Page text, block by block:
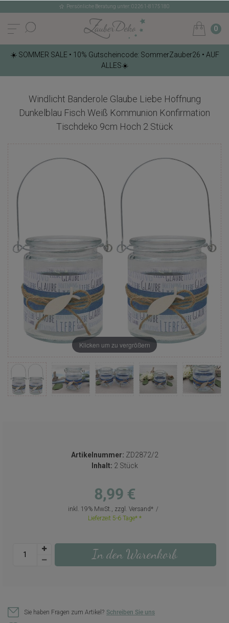
Persönliche Beratung unter: 02261-8175180
0
☀️ SOMMER SALE • 10% Gutscheincode: SommerZauber26 • AUF
ALLES☀️
Windlicht Banderole Glaube Liebe Hoffnung
Dunkelblau Fisch Weiß Kommunion Konfirmation
Tischdeko 9cm Hoch 2 Stück
Klicken um zu vergrößern
Artikelnummer: ZD2872/2
Inhalt: 2 Stück
8,99 €
inkl. 19% MwSt., zzgl. Versand
Lieferzeit 5-6 Tage*
In den Warenkorb
Sie haben Fragen zum Artikel? Schreiben Sie uns